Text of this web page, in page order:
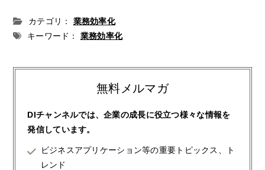
カテゴリ：
業務効率化
キーワード：
業務効率化
無料メルマガ
DIチャンネルでは、企業の成長に役立つ様々な情報を
発信しています。
ビジネスアプリケーション等の重要トピックス、ト
レンド